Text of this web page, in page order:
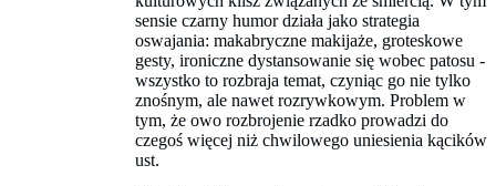
sensie czarny humor działa jako strategia
oswajania: makabryczne makijaże, groteskowe
gesty, ironiczne dystansowanie się wobec patosu -
wszystko to rozbraja temat, czyniąc go nie tylko
znośnym, ale nawet rozrywkowym. Problem w
tym, że owo rozbrojenie rzadko prowadzi do
czegoś więcej niż chwilowego uniesienia kącików
ust.